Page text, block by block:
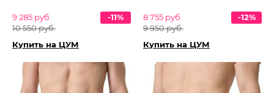
9 285 руб.
10 550 руб.
-11%
Купить на ЦУМ
8 755 руб.
9 950 руб.
-12%
Купить на ЦУМ